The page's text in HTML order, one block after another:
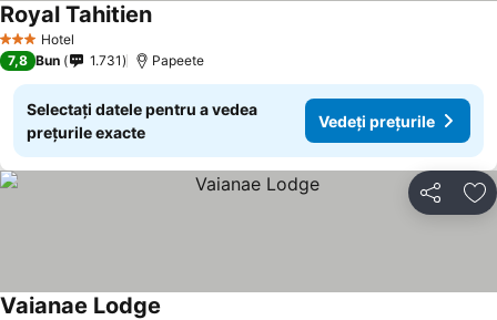
3 SteleHotel
Royal Tahitien
7,8 Bun 1.731 Papeete
Selectați datele pentru a vedea
prețurile exacte
Vedeți prețurile
Distribuiți
Vaianae Lodge